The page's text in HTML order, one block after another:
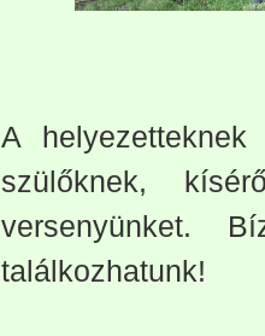
A helyezetteknek
szülőknek,
versenyünket.
találkozhatunk!